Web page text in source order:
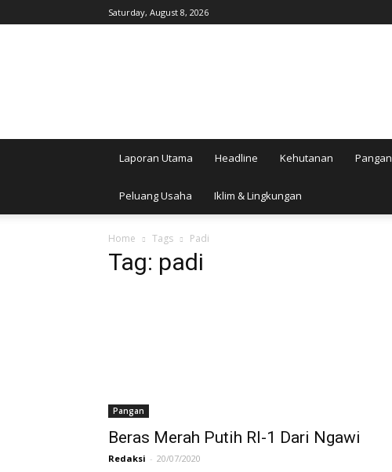
Saturday, August 8, 2026
Laporan Utama Headline Kehutanan Pangan
Peluang Usaha Iklim & Lingkungan
Home Tags Padi
Tag: padi
Pangan
Beras Merah Putih RI-1 Dari Ngawi
Redaksi - 20/07/2020